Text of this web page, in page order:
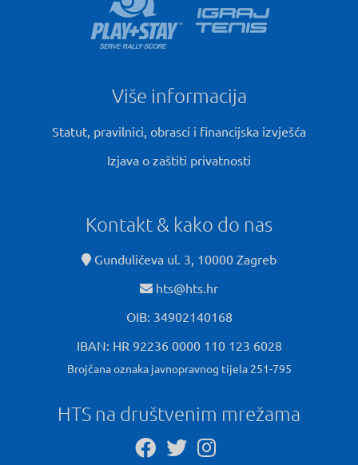
Više informacija
Statut, pravilnici, obrasci i financijska izvješća
Izjava o zaštiti privatnosti
Kontakt & kako do nas
Gundulićeva ul. 3, 10000 Zagreb
hts@hts.hr
OIB: 34902140168
IBAN: HR 92236 0000 110 123 6028
Brojčana oznaka javnopravnog tijela 251-795
HTS na društvenim mrežama